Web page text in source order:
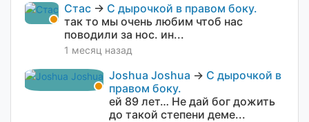
Стас → С дырочкой в правом боку.
так то мы очень любим чтоб нас
поводили за нос. ин...
1 месяц назад
Joshua Joshua → С дырочкой в
правом боку.
ей 89 лет… Не дай бог дожить
до такой степени деме...